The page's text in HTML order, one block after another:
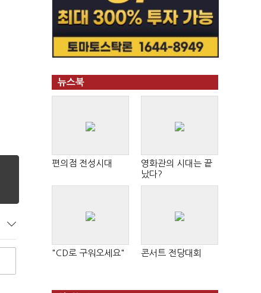
뉴스북
편의점 전성시대
영화관의 시대는 끝
났다?
"CD로 구워오세요" 콘서트 전당대회